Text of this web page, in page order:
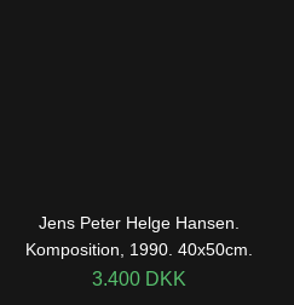
Jens Peter Helge Hansen.
Komposition, 1990. 40x50cm.
3.400 DKK